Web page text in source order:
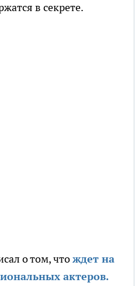
в секрете.
о том, чтождет на
актеров.